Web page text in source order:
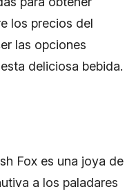
los precios del
las opciones
deliciosa bebida.
Fox es una joya de
a los paladares